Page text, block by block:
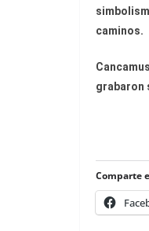
caminos.
grabaron
Comparte